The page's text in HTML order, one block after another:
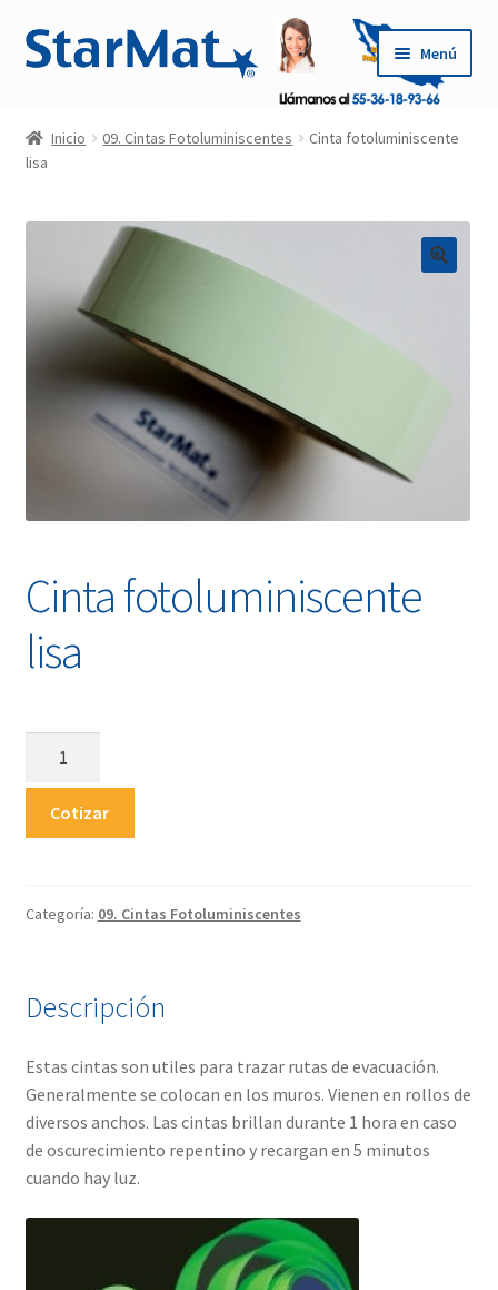
Saltar
a
Ir
al
Menú
Carrito
Conoce Nuestros Productos
Contáctanos
Cotización
Mi cuenta
Tienda
Inicio 09. Cintas Fotoluminiscentes
Cinta fotoluminiscente
lisa
Cinta fotoluminiscente
lisa
Cotizar
Categoría: 09. Cintas Fotoluminiscentes
Descripción
Estas cintas son utiles para trazar rutas de evacuación.
Generalmente se colocan en los muros. Vienen en rollos de
diversos anchos. Las cintas brillan durante 1 hora en caso
de oscurecimiento repentino y recargan en 5 minutos
cuando hay luz.